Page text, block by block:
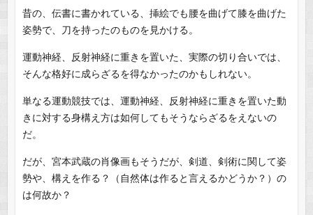
昔の、伝書に書かれている、挿絵でも腰を曲げて膝を曲げた
姿勢で、刀を持ったのものを見かける。
運動神経、反射神経に重きを置いた、実際の切り合いでは、
そんな格好に成らざるを得なかったのかもしれない。
単なる運動競技では、運動神経、反射神経に重きを置いた動
きに対する身構え方は如何してもそうならざるをえないの
だ。
だが、宮本武蔵の肖像画もそうだが、剣道、剣術に関して姿
勢や、構えを作る？（自然体は作ると言えるかどうか？）の
は何故か？